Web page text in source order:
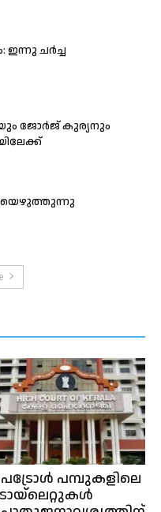
ഇന്നു ച​ർ​ച്ച
ജോർജ് കുര്യനും
പമ്പുകളിലെ